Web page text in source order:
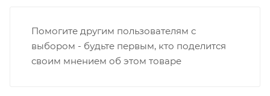
Помогите другим пользователям с
выбором - будьте первым, кто поделится
своим мнением об этом товаре